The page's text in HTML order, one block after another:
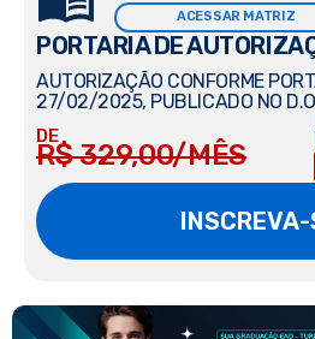
ACESSAR MATRIZ
PORTARIA DE
AUTORIZAÇÃO CONFORME
27/02/2025, PUBLICADO NO
DE
R$ 329,00/MÊS